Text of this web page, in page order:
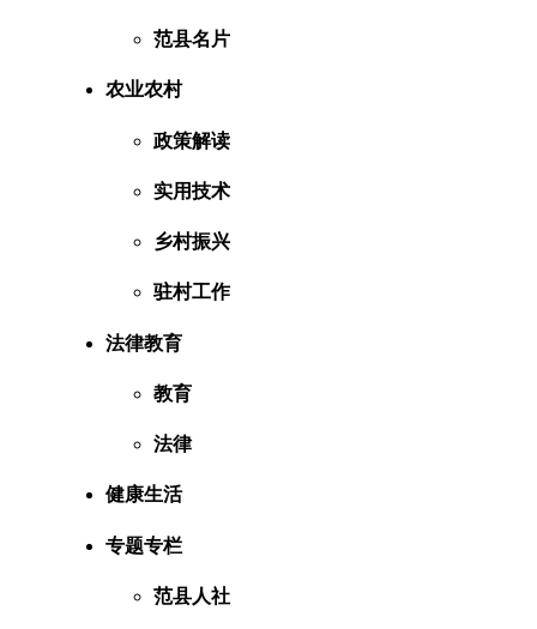
范县名片
农业农村
政策解读
实用技术
乡村振兴
驻村工作
法律教育
教育
法律
健康生活
专题专栏
范县人社